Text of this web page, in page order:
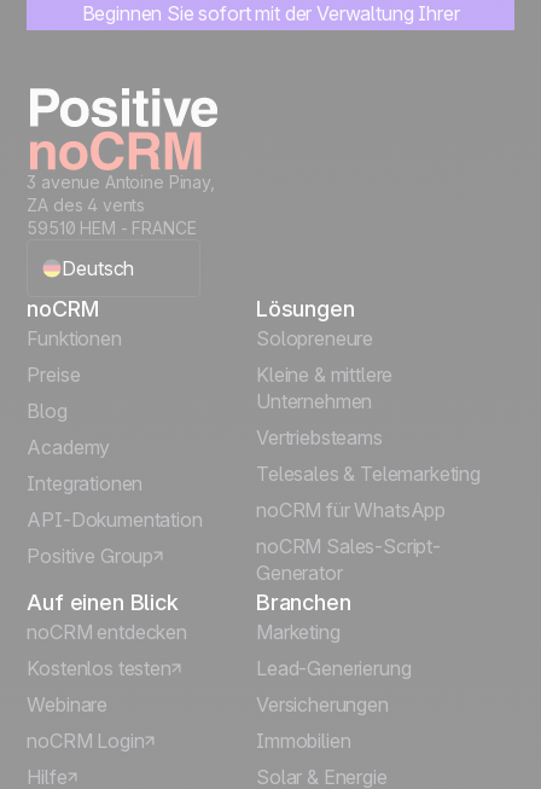
Beginnen Sie sofort mit der Verwaltung Ihrer
3 avenue Antoine Pinay,
ZA des 4 vents
59510 HEM - FRANCE
Deutsch
English
Español
Português
Italiano
noCRM
Funktionen
Preise
Blog
Academy
Integrationen
API-Dokumentation
Positive Group
Lösungen
Solopreneure
Kleine & mittlere
Unternehmen
Vertriebsteams
Telesales & Telemarketing
noCRM für WhatsApp
noCRM Sales-Script-
Generator
Auf einen Blick
noCRM entdecken
Kostenlos testen
Webinare
noCRM Login
Hilfe
Branchen
Marketing
Lead-Generierung
Versicherungen
Immobilien
Solar & Energie